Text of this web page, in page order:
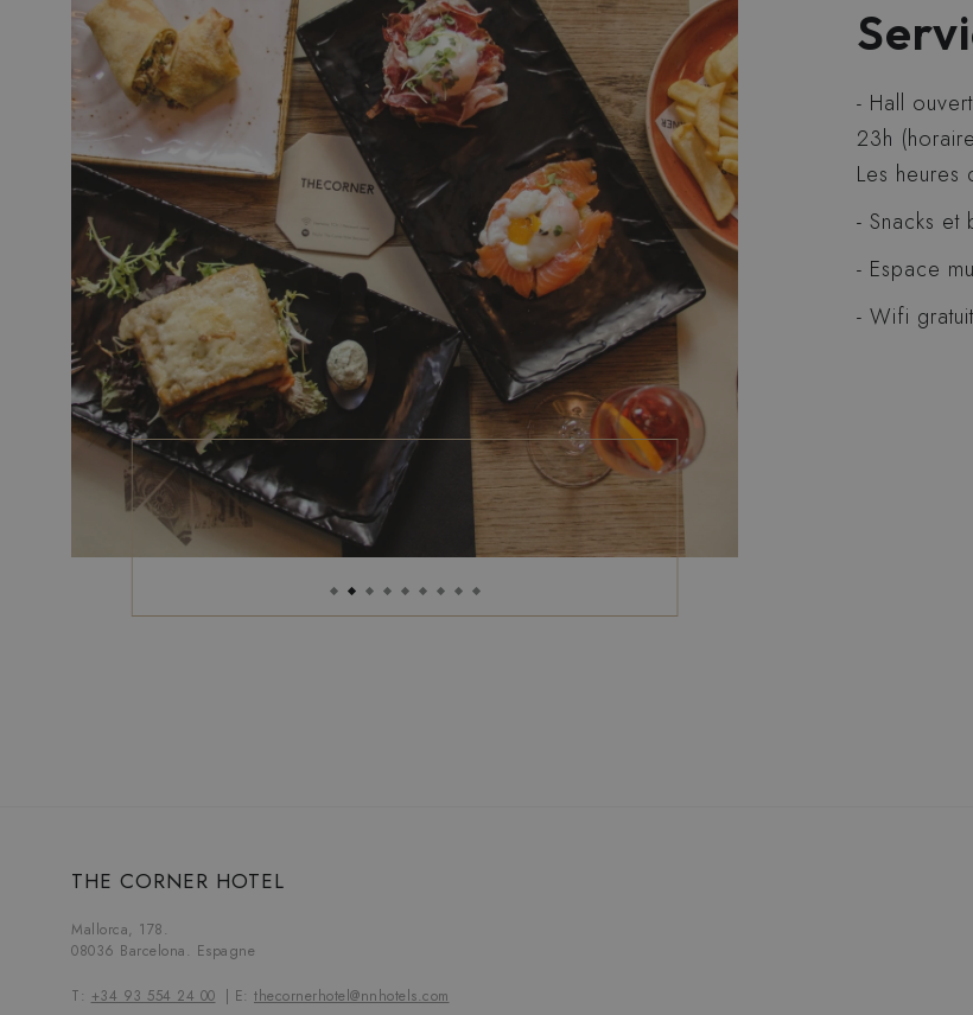
Hall
23h
Les heures
Snacks et
Espace
Wifi gratuit
THE CORNER HOTEL
Mallorca, 178.
08036 Barcelona. Espagne
T: +34 93 554 24 00 E: thecornerhotel@nnhotels.com